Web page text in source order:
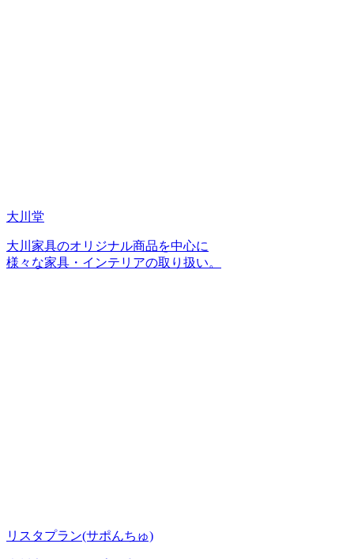
大川堂
大川家具のオリジナル商品を中心に
様々な家具・インテリアの取り扱い。
リスタプラン(サポんちゅ)